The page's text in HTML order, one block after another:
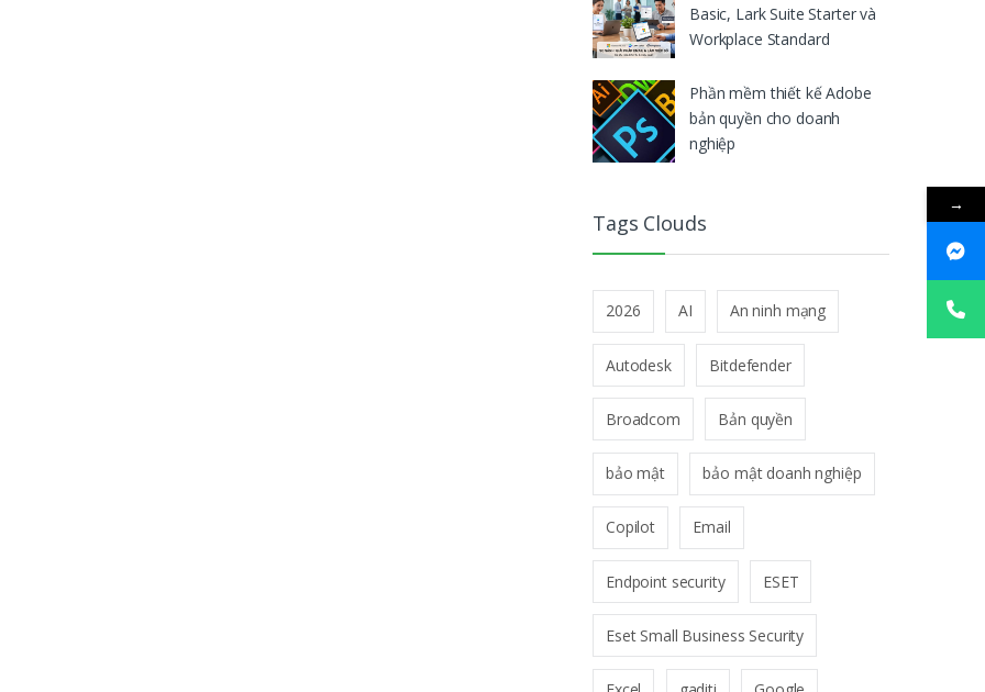
Basic, Lark Suite Starter và
Workplace Standard
Phần mềm thiết kế Adobe
bản quyền cho doanh
nghiệp
Tags Clouds
2026 AI An ninh mạng
Autodesk Bitdefender
Broadcom Bản quyền
bảo mật bảo mật doanh nghiệp
Copilot Email
Endpoint security ESET
Eset Small Business Security
→